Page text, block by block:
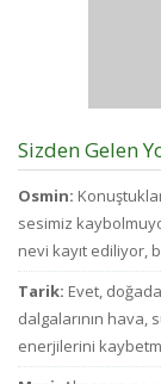
Sizden Gelen
Osmin:
sesimiz
nevi kayıt ediliyor,
Tarik: Evet,
dalgalarının hava,
enerjilerini